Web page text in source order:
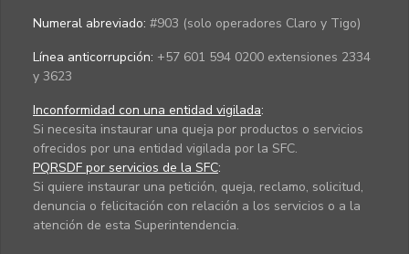
Numeral abreviado: #903 (solo operadores Claro y Tigo)
Línea anticorrupción: +57 601 594 0200 extensiones 2334
y 3623
Inconformidad con una entidad vigilada:
Si necesita instaurar una queja por productos o servicios
ofrecidos por una entidad vigilada por la SFC.
PQRSDF por servicios de la SFC:
Si quiere instaurar una petición, queja, reclamo, solicitud,
denuncia o felicitación con relación a los servicios o a la
atención de esta Superintendencia.